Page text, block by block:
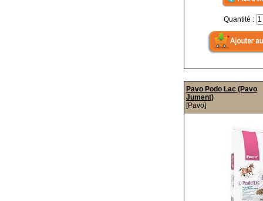
Quantité :
Pavo Podo Lac (Pavo
Jument)
[Pavo]